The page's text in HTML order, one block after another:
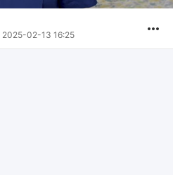
2025-02-13 16:25